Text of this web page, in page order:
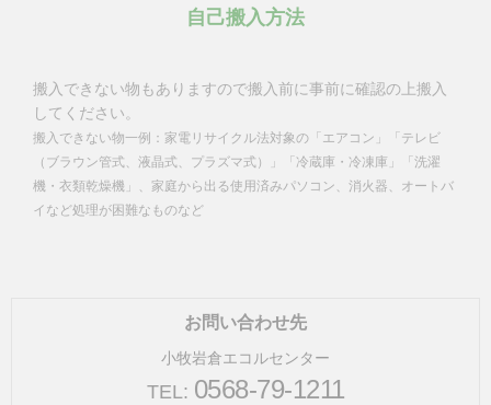
自己搬入方法
搬入できない物もありますので搬入前に事前に確認の上搬入
してください。
搬入できない物一例：家電リサイクル法対象の「エアコン」「テレビ
（ブラウン管式、液晶式、プラズマ式）」「冷蔵庫・冷凍庫」「洗濯
機・衣類乾燥機」、家庭から出る使用済みパソコン、消火器、オートバ
イなど処理が困難なものなど
お問い合わせ先
小牧岩倉エコルセンター
TEL: 0568-79-1211